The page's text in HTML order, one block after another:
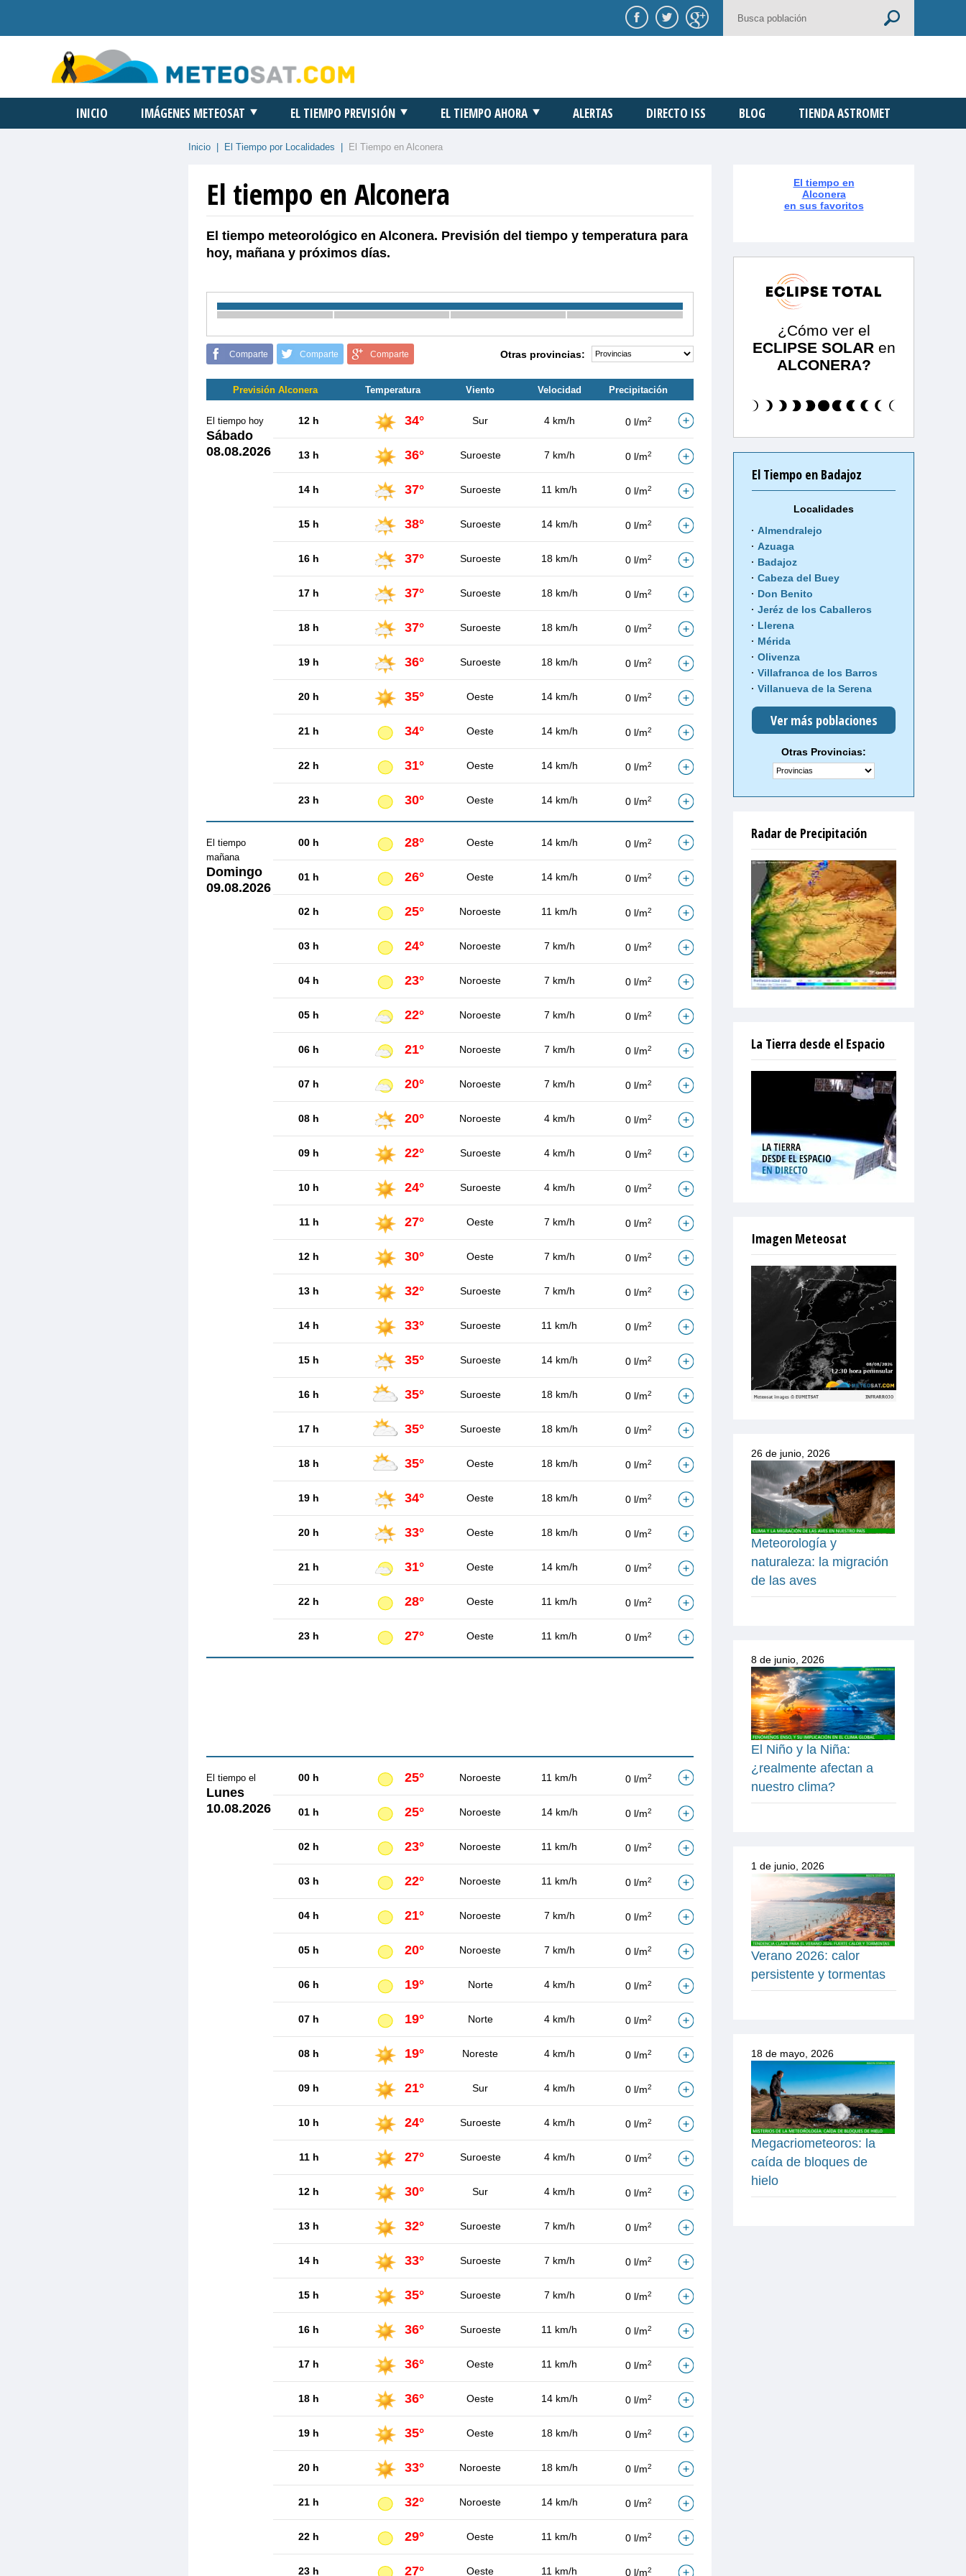
INICIO IMÁGENES METEOSAT EL TIEMPO PREVISIÓN EL TIEMPO AHORA ALERTAS DIRECTO ISS BLOG TIENDA ASTROMET
Inicio El Tiempo por Localidades El Tiempo en Alconera
El tiempo en Alconera
El tiempo meteorológico en Alconera. Previsión del tiempo y temperatura para
hoy, mañana y próximos días.
Comparte Comparte Comparte Otras provincias:
Previsión Alconera Temperatura Viento Velocidad Precipitación
El tiempo hoy
Sábado
08.08.2026
12 h 34° Sur 4 km/h 0 l/m2
13 h 36° Suroeste 7 km/h 0 l/m2
14 h 37° Suroeste 11 km/h 0 l/m2
15 h 38° Suroeste 14 km/h 0 l/m2
16 h 37° Suroeste 18 km/h 0 l/m2
17 h 37° Suroeste 18 km/h 0 l/m2
18 h 37° Suroeste 18 km/h 0 l/m2
19 h 36° Suroeste 18 km/h 0 l/m2
20 h 35° Oeste 14 km/h 0 l/m2
21 h 34° Oeste 14 km/h 0 l/m2
22 h 31° Oeste 14 km/h 0 l/m2
23 h 30° Oeste 14 km/h 0 l/m2
El tiempo
mañana
Domingo
09.08.2026
00 h 28° Oeste 14 km/h 0 l/m2
01 h 26° Oeste 14 km/h 0 l/m2
02 h 25° Noroeste 11 km/h 0 l/m2
03 h 24° Noroeste 7 km/h 0 l/m2
04 h 23° Noroeste 7 km/h 0 l/m2
05 h 22° Noroeste 7 km/h 0 l/m2
06 h 21° Noroeste 7 km/h 0 l/m2
07 h 20° Noroeste 7 km/h 0 l/m2
08 h 20° Noroeste 4 km/h 0 l/m2
09 h 22° Suroeste 4 km/h 0 l/m2
10 h 24° Suroeste 4 km/h 0 l/m2
11 h 27° Oeste 7 km/h 0 l/m2
12 h 30° Oeste 7 km/h 0 l/m2
13 h 32° Suroeste 7 km/h 0 l/m2
14 h 33° Suroeste 11 km/h 0 l/m2
15 h 35° Suroeste 14 km/h 0 l/m2
16 h 35° Suroeste 18 km/h 0 l/m2
17 h 35° Suroeste 18 km/h 0 l/m2
18 h 35° Oeste 18 km/h 0 l/m2
19 h 34° Oeste 18 km/h 0 l/m2
20 h 33° Oeste 18 km/h 0 l/m2
21 h 31° Oeste 14 km/h 0 l/m2
22 h 28° Oeste 11 km/h 0 l/m2
23 h 27° Oeste 11 km/h 0 l/m2
El tiempo el
Lunes
10.08.2026
00 h 25° Noroeste 11 km/h 0 l/m2
01 h 25° Noroeste 14 km/h 0 l/m2
02 h 23° Noroeste 11 km/h 0 l/m2
03 h 22° Noroeste 11 km/h 0 l/m2
04 h 21° Noroeste 7 km/h 0 l/m2
05 h 20° Noroeste 7 km/h 0 l/m2
06 h 19° Norte 4 km/h 0 l/m2
07 h 19° Norte 4 km/h 0 l/m2
08 h 19° Noreste 4 km/h 0 l/m2
09 h 21° Sur 4 km/h 0 l/m2
10 h 24° Suroeste 4 km/h 0 l/m2
11 h 27° Suroeste 4 km/h 0 l/m2
12 h 30° Sur 4 km/h 0 l/m2
13 h 32° Suroeste 7 km/h 0 l/m2
14 h 33° Suroeste 7 km/h 0 l/m2
15 h 35° Suroeste 7 km/h 0 l/m2
16 h 36° Suroeste 11 km/h 0 l/m2
17 h 36° Oeste 11 km/h 0 l/m2
18 h 36° Oeste 14 km/h 0 l/m2
19 h 35° Oeste 18 km/h 0 l/m2
20 h 33° Noroeste 18 km/h 0 l/m2
21 h 32° Noroeste 14 km/h 0 l/m2
22 h 29° Oeste 11 km/h 0 l/m2
23 h 27° Oeste 11 km/h 0 l/m2
El tiempo en
Alconera
en sus favoritos
¿Cómo ver el
ECLIPSE SOLAR en
ALCONERA?
El Tiempo en Badajoz
Localidades
Almendralejo
Azuaga
Badajoz
Cabeza del Buey
Don Benito
Jeréz de los Caballeros
Llerena
Mérida
Olivenza
Villafranca de los Barros
Villanueva de la Serena
Ver más poblaciones
Otras Provincias:
Radar de Precipitación
La Tierra desde el Espacio
Imagen Meteosat
26 de junio, 2026
Meteorología y
naturaleza: la migración
de las aves
8 de junio, 2026
El Niño y la Niña:
¿realmente afectan a
nuestro clima?
1 de junio, 2026
Verano 2026: calor
persistente y tormentas
18 de mayo, 2026
Megacriometeoros: la
caída de bloques de
hielo